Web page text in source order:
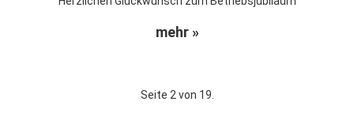
mehr »
Seite 2 von 19.